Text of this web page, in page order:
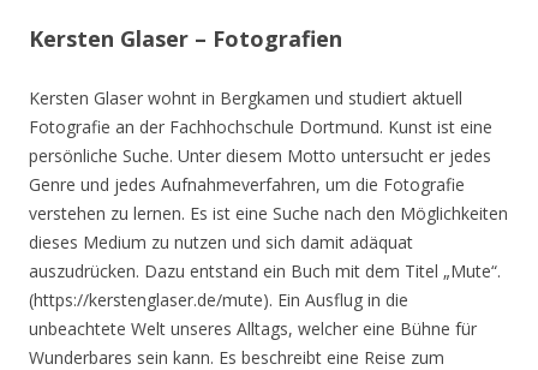
Kersten Glaser – Fotografien
Kersten Glaser wohnt in Bergkamen und studiert aktuell
Fotografie an der Fachhochschule Dortmund. Kunst ist eine
persönliche Suche. Unter diesem Motto untersucht er jedes
Genre und jedes Aufnahmeverfahren, um die Fotografie
verstehen zu lernen. Es ist eine Suche nach den Möglichkeiten
dieses Medium zu nutzen und sich damit adäquat
auszudrücken. Dazu entstand ein Buch mit dem Titel „Mute“.
(https://kerstenglaser.de/mute). Ein Ausflug in die
unbeachtete Welt unseres Alltags, welcher eine Bühne für
Wunderbares sein kann. Es beschreibt eine Reise zum